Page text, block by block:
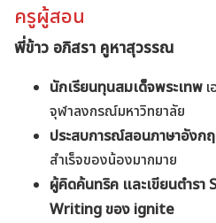
ครูผู้สอน
พี่ข้าว อภิสรา คูหาสุวรรณ
นักเรียนทุนสมเด็จพระเทพ
จุฬาลงกรณ์มหาวิทยาลัย
ประสบการณ์สอนภาษาอังก
สำเร็จของน้องมากมาย
ผู้คิดค้นทริค และเขียนตำรา
Writing ของ ignite